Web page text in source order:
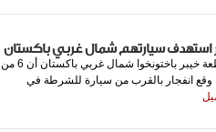
جهينة نيوز قال مسؤولون بالشرطة في مقاطعة خيبر باختونخوا شمال غربي باكستان أن 6 من
وأصيب 22 آخرون عندما وقع انفجار بالقرب من سيارة للشرطة في